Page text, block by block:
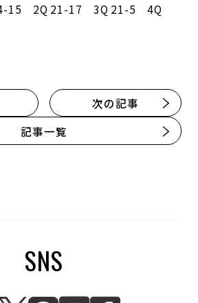
15 2Q 21-17 3Q 21-5 4Q
記事一覧
次の記事
SNS